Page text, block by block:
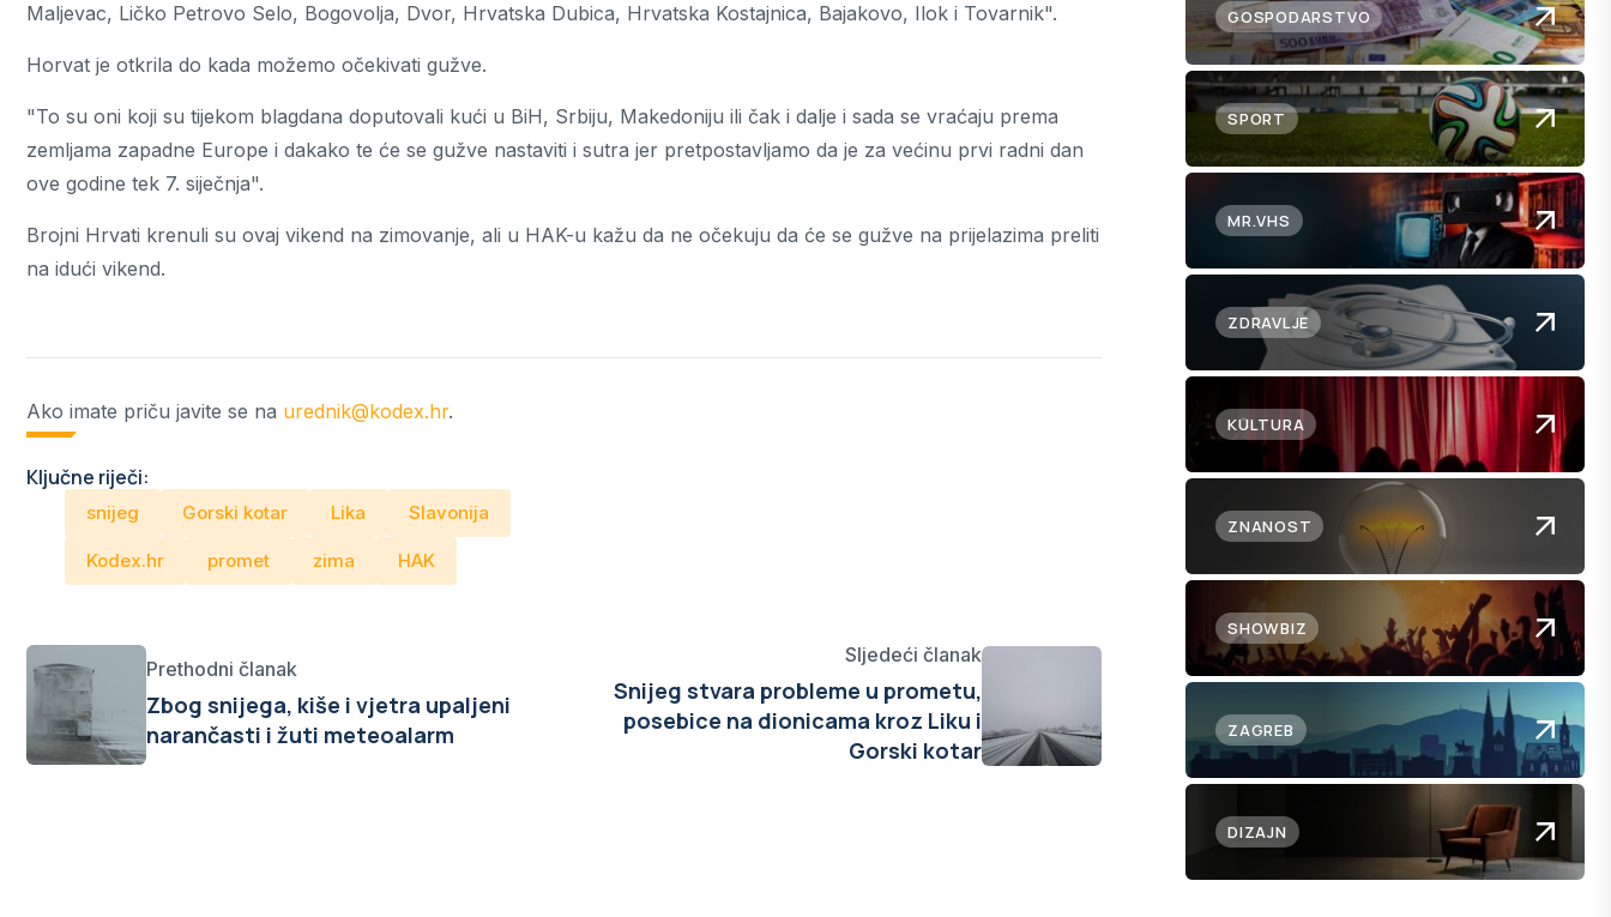
Maljevac, Ličko Petrovo Selo, Bogovolja, Dvor, Hrvatska Dubica, Hrvatska Kostajnica, Bajakovo, Ilok i Tovarnik".
Horvat je otkrila do kada možemo očekivati gužve.
"To su oni koji su tijekom blagdana doputovali kući u BiH, Srbiju, Makedoniju ili čak i dalje i sada se vraćaju prema
zemljama zapadne Europe i dakako te će se gužve nastaviti i sutra jer pretpostavljamo da je za većinu prvi radni dan
ove godine tek 7. siječnja".
Brojni Hrvati krenuli su ovaj vikend na zimovanje, ali u HAK-u kažu da ne očekuju da će se gužve na prijelazima preliti
na idući vikend.
Ako imate priču javite se na urednik@kodex.hr.
Ključne riječi:
snijeg Gorski kotar Lika Slavonija
Kodex.hr promet zima HAK
Prethodni članak
Zbog snijega, kiše i vjetra upaljeni
narančasti i žuti meteoalarm
Sljedeći članak
Snijeg stvara probleme u prometu,
posebice na dionicama kroz Liku i
Gorski kotar
GOSPODARSTVO
SPORT
MR.VHS
ZDRAVLJE
KULTURA
ZNANOST
SHOWBIZ
ZAGREB
DIZAJN